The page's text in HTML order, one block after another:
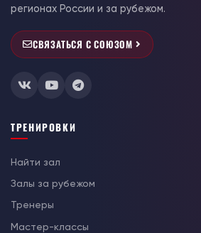
регионах России и за рубежом.
СВЯЗАТЬСЯ С СОЮЗОМ
ТРЕНИРОВКИ
Найти зал
Залы за рубежом
Тренеры
Мастер-классы